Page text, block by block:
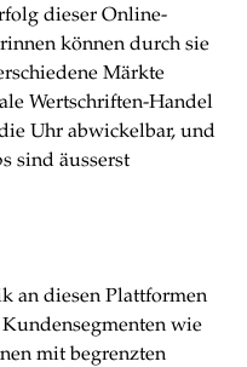
dieser Online-
können durch sie
Märkte
Wertschriften-Handel
Uhr abwickelbar, und
sind äusserst
an diesen Plattformen
wie
mit begrenzten